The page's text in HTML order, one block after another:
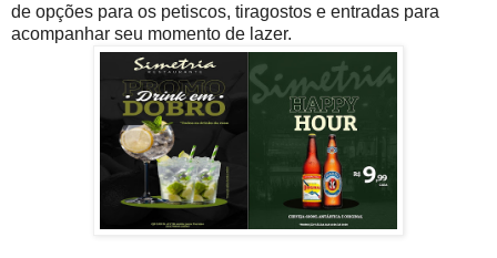
de opções para os petiscos, tiragostos e entradas para
acompanhar seu momento de lazer.